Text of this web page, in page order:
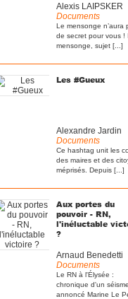
Alexis LAIPSKER
Documents
Le mensonge n’aura
de secret pour vous !
mensonge, sujet [...]
Les #Gueux
Alexandre Jardin
Documents
Ce hashtag unit les
des maires et des
méprisés. Depuis [...]
Aux portes du
pouvoir - RN,
l'inéluctable
?
Arnaud Benedetti
Documents
Le RN à l'Élysée :
chronique d'un
annoncé Marine Le